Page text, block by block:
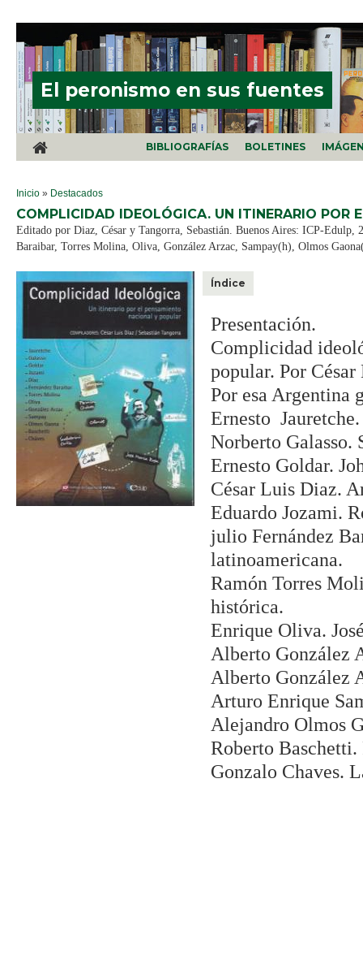
El peronismo en sus fuentes
BIBLIOGRAFÍAS BOLETINES
SE ENCUENTRA USTED AQUÍ
Inicio » Destacados
COMPLICIDAD IDEOLÓGICA. UN ITINERARIO POR
Editado por Diaz, César y Tangorra, Sebastián. Buenos Aires: ICP-
Baraibar, Torres Molina, Oliva, González Arzac, Sampay(h), Olmos
Índice
Presentación.
Complicidad
popular. Por
Por esa Argentina
Ernesto
Norberto
Ernesto Goldar.
César Luis Diaz.
Eduardo Jozami.
julio Fernández
latinoamericana.
Ramón Torres
histórica.
Enrique Oliva.
Alberto González
Alberto González
Arturo Enrique
Alejandro Olmos
Roberto
Gonzalo Chaves.